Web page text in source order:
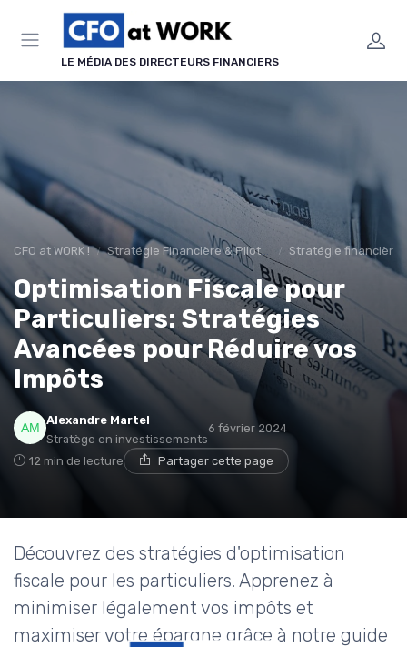
LE MÉDIA DES DIRECTEURS FINANCIERS
CFO at WORK ! Stratégie Financière & Pilotage Stratégie financière
Optimisation Fiscale pour
Particuliers: Stratégies
Avancées pour Réduire vos
Impôts
Alexandre Martel
Stratège en investissements
6 février 2024
12 min de lecture Partager cette page
Découvrez des stratégies d'optimisation
fiscale pour les particuliers. Apprenez à
minimiser légalement vos impôts et
maximiser votre épargne grâce à notre guide
Panneau de gestion des cookies